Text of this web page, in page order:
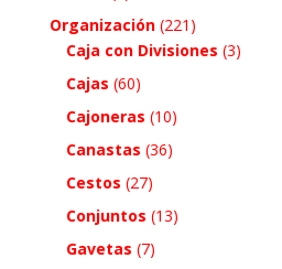
Organización (221)
Caja con Divisiones (3)
Cajas (60)
Cajoneras (10)
Canastas (36)
Cestos (27)
Conjuntos (13)
Gavetas (7)